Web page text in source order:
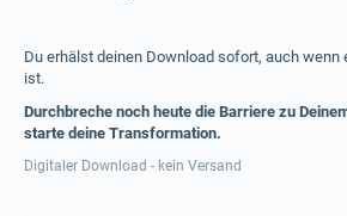
Du erhälst deinen Download sofort, auch wenn
ist.
Durchbreche noch heute die Barriere zu
starte deine Transformation.
Digitaler Download - kein Versand